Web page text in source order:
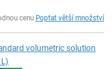
cenu Poptat větší množství
volumetric solution